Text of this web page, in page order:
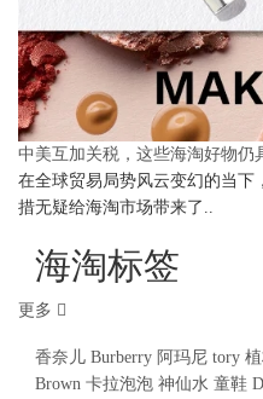
中美互加关税，这些海淘好物仍
在全球贸易局势风云变幻的当下
措无疑给海淘市场带来了..
海淘标签
更多
香奈儿 Burberry 阿玛尼 tory
Brown 卡拉泡泡 神仙水 童鞋